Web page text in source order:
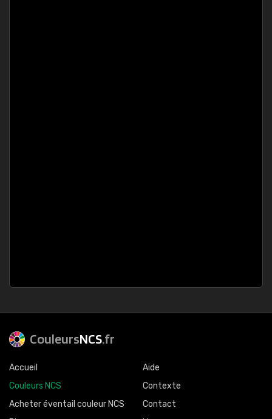
CouleursNCS.fr
Accueil
Couleurs NCS
Acheter éventail couleur NCS
Aide
Contexte
Contact